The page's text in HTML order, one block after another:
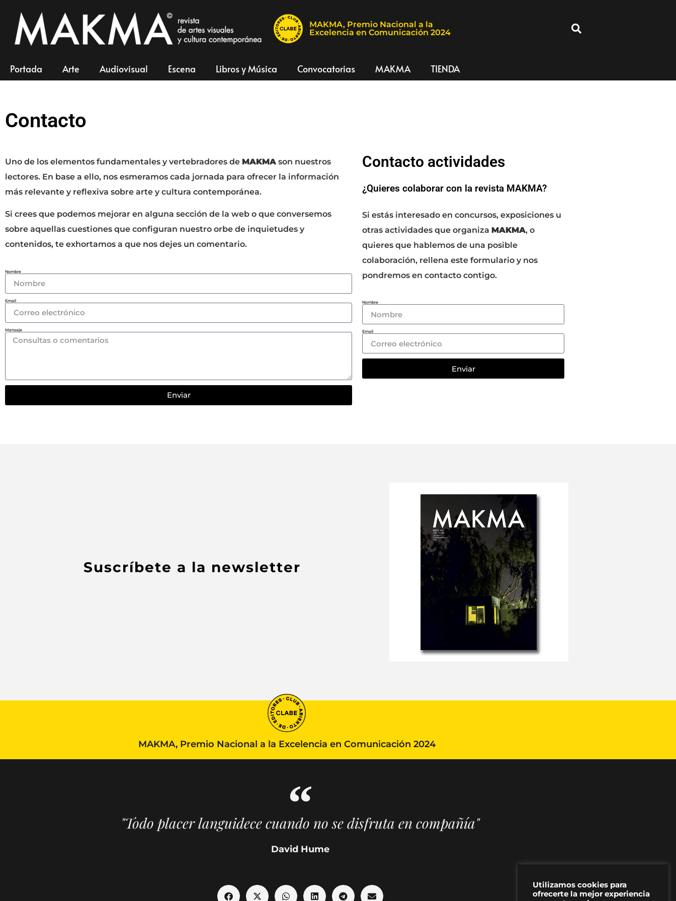
MAKMA, Premio Nacional a la
Excelencia en Comunicación 2024
Portada Arte Audiovisual Escena Libros y Música Convocatorias MAKMA TIENDA
Contacto
Uno de los elementos fundamentales y vertebradores de MAKMA son nuestros
lectores. En base a ello, nos esmeramos cada jornada para ofrecer la información
más relevante y reflexiva sobre arte y cultura contemporánea.
Si crees que podemos mejorar en alguna sección de la web o que conversemos
sobre aquellas cuestiones que configuran nuestro orbe de inquietudes y
contenidos, te exhortamos a que nos dejes un comentario.
Nombre
Email
Mensaje
Enviar
Contacto actividades
¿Quieres colaborar con la revista MAKMA?
Si estás interesado en concursos, exposiciones u
otras actividades que organiza MAKMA, o
quieres que hablemos de una posible
colaboración, rellena este formulario y nos
pondremos en contacto contigo.
Nombre
Email
Enviar
Suscríbete a la newsletter
MAKMA, Premio Nacional a la Excelencia en Comunicación 2024
"Todo placer languidece cuando no se disfruta en compañía"
David Hume
Utilizamos cookies para
ofrecerte la mejor experiencia